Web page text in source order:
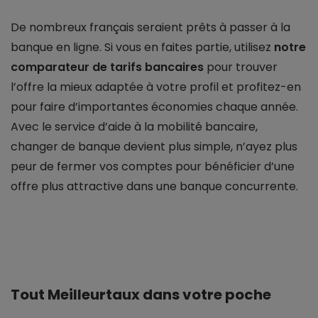
De nombreux français seraient prêts à passer à la
banque en ligne. Si vous en faites partie, utilisez notre
comparateur de tarifs bancaires pour trouver
l’offre la mieux adaptée à votre profil et profitez-en
pour faire d’importantes économies chaque année.
Avec le service d’aide à la mobilité bancaire,
changer de banque devient plus simple, n’ayez plus
peur de fermer vos comptes pour bénéficier d’une
offre plus attractive dans une banque concurrente.
Tout Meilleurtaux dans votre poche